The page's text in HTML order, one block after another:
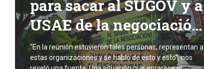
para sacar al SUGOV y a
USAE de la negociación
del pliego petitorio
“En la reunión estuvieron tales personas, representan a
estas organizaciones y se habló de esto y esto”, nos